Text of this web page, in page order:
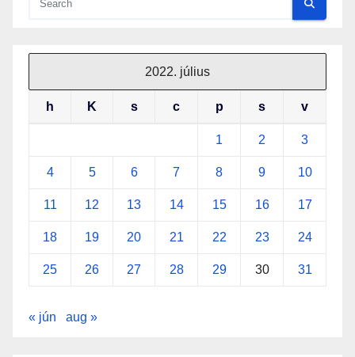
2022. július
h K s c p s v
1 2 3
4 5 6 7 8 9 10
11 12 13 14 15 16 17
18 19 20 21 22 23 24
25 26 27 28 29 30 31
« jún aug »